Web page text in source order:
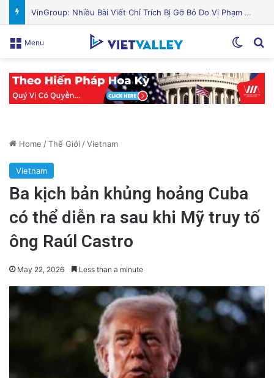
Nguyên Nhân Gây Nổ Tên Lửa Trên Bệ Phóng: Hé Lộ Từ Blue Origin
Menu
Home /Thế Giới /Vietnam
Vietnam
Ba kịch bản khủng hoảng Cuba
có thể diễn ra sau khi Mỹ truy tố
ông Raúl Castro
May 22, 2026 Less than a minute